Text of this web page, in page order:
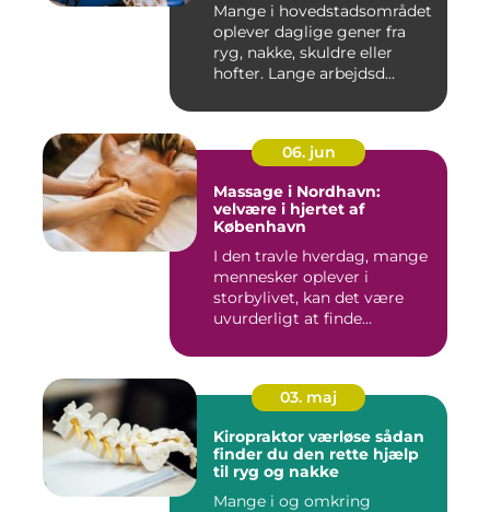
Mange i hovedstadsområdet
oplever daglige gener fra
ryg, nakke, skuldre eller
hofter. Lange arbejdsd...
06. jun
Massage i Nordhavn:
velvære i hjertet af
København
I den travle hverdag, mange
mennesker oplever i
storbylivet, kan det være
uvurderligt at finde...
03. maj
Kiropraktor værløse sådan
finder du den rette hjælp
til ryg og nakke
Mange i og omkring